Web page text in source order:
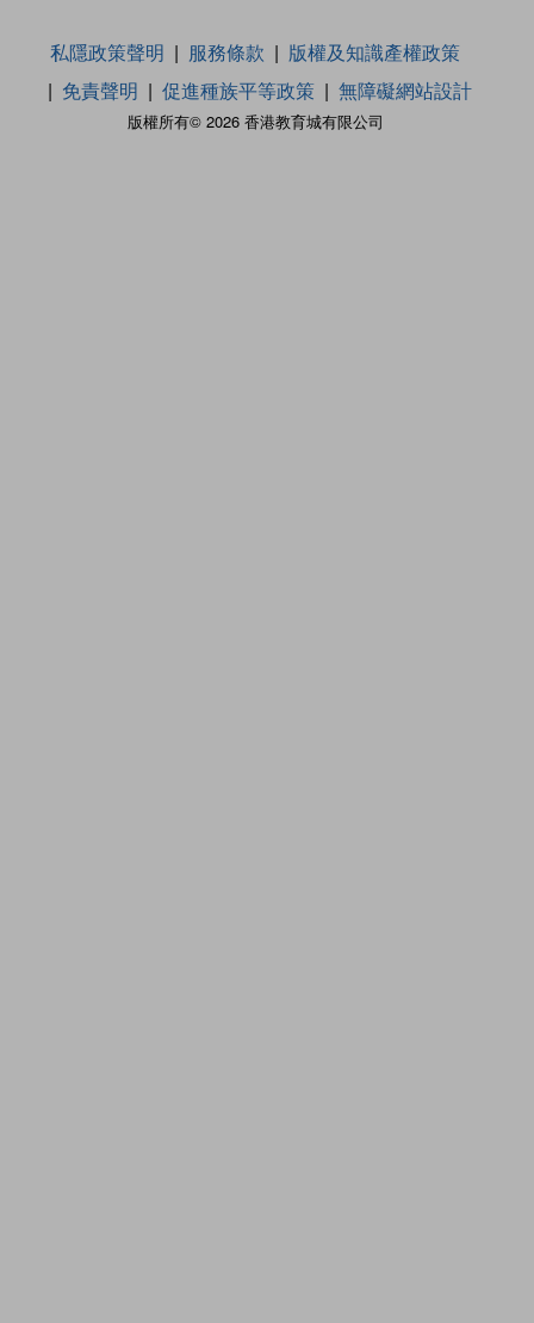
版權所有© 2026 香港教育城有限公司
私隱政策聲明 服務條款
版權及知識產權政策
免責聲明
促進種族平等政策 無障礙網站設計